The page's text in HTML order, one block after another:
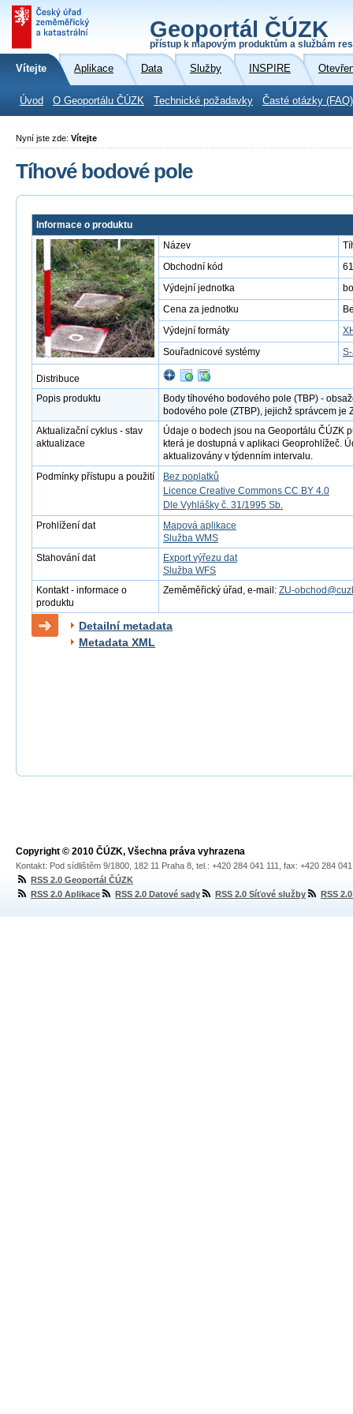
Geoportál ČÚZK
přístup k mapovým produktům a službám
Vítejte Aplikace Data Služby INSPIRE
Úvod O Geoportálu ČÚZK Technické požadavky Časté otázky (FAQ)
Nyní jste zde: Vítejte
Tíhové bodové pole
Informace o produktu
Název
Obchodní kód
Výdejní jednotka
Cena za jednotku
Výdejní formáty
Souřadnicové systémy
Distribuce
Popis produktu
Body tíhového bodového pole (TBP) -
bodového pole (ZTBP), jejichž správcem je
Aktualizační cyklus - stav
aktualizace
Údaje o bodech jsou na Geoportálu ČÚZK
která je dostupná v aplikaci Geoprohlížeč.
aktualizovány v týdenním intervalu.
Podmínky přístupu a použití
Bez poplatků
Licence Creative Commons CC BY 4.0
Dle Vyhlášky č. 31/1995 Sb.
Prohlížení dat
Mapová aplikace
Služba WMS
Stahování dat
Export výřezu dat
Služba WFS
Kontakt - informace o
produktu
Zeměměřický úřad, e-mail: ZU-
Detailní metadata
Metadata XML
Copyright © 2010 ČÚZK, Všechna práva vyhrazena
Kontakt: Pod sídlištěm 9/1800, 182 11 Praha 8, tel.: +420 284 041 111, fax: +420 284
RSS 2.0 Geoportál ČÚZK
RSS 2.0 Aplikace
RSS 2.0 Datové sady RSS 2.0 Síťové služby RSS